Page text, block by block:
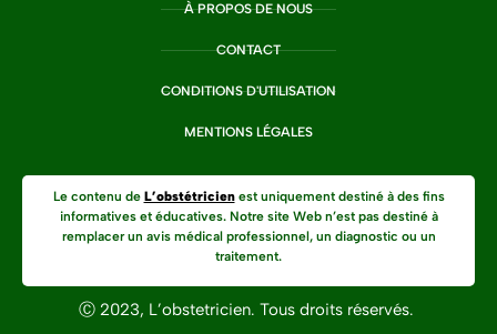
À PROPOS DE NOUS
CONTACT
CONDITIONS D'UTILISATION
MENTIONS LÉGALES
Le contenu de L’obstétricienest uniquement destiné à des fins
informatives et éducatives. Notre site Web n’est pas destiné à
remplacer un avis médical professionnel, un diagnostic ou un
traitement.
Ⓒ 2023, L’obstetricien. Tous droits réservés.